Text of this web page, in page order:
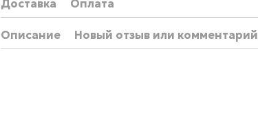
Доставка Оплата
Описание Новый отзыв или комментарий